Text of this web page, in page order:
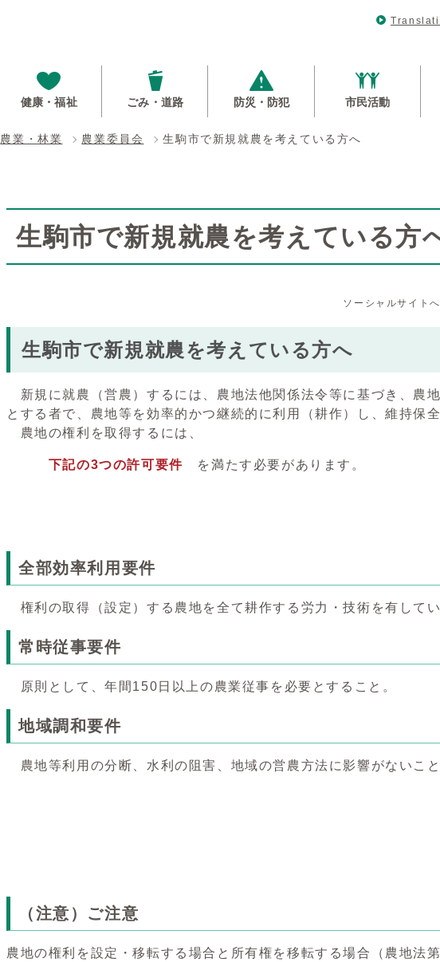
健康・福祉 ごみ・道路 防災・防犯 市民活動
農業・林業 農業委員会 生駒市で新規就農を考えている方へ
生駒市で新規就農を考えている方
ソーシャルサイト
生駒市で新規就農を考えている方へ
新規に就農（営農）するには、農地法他関係法令等に基づき、農
とする者で、農地等を効率的かつ継続的に利用（耕作）し、維持保
農地の権利を取得するには、
下記の3つの許可要件 を満たす必要があります。
全部効率利用要件
権利の取得（設定）する農地を全て耕作する労力・技術を有してい
常時従事要件
原則として、年間150日以上の農業従事を必要とすること。
地域調和要件
農地等利用の分断、水利の阻害、地域の営農方法に影響がないこと
（注意）ご注意
農地の権利を設定・移転する場合と所有権を移転する場合（農地法